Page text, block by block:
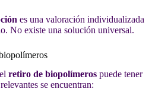
es una valoración individualizada
No existe una solución universal.
retiro de biopolímeros puede tener
se encuentran: